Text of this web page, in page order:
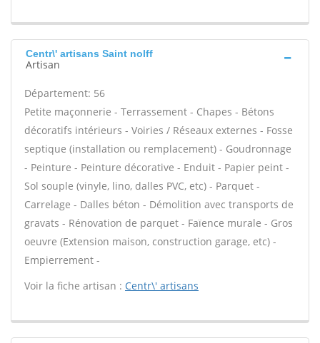
Centr\' artisans Saint nolff
Artisan
Département: 56
Petite maçonnerie - Terrassement - Chapes - Bétons
décoratifs intérieurs - Voiries / Réseaux externes - Fosse
septique (installation ou remplacement) - Goudronnage
- Peinture - Peinture décorative - Enduit - Papier peint -
Sol souple (vinyle, lino, dalles PVC, etc) - Parquet -
Carrelage - Dalles béton - Démolition avec transports de
gravats - Rénovation de parquet - Faïence murale - Gros
oeuvre (Extension maison, construction garage, etc) -
Empierrement -
Voir la fiche artisan : Centr\' artisans